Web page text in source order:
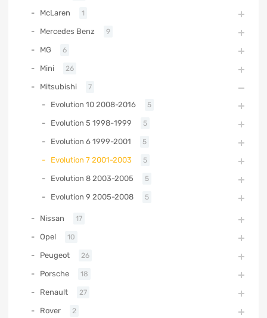
McLaren 1
Mercedes Benz 9
MG 6
Mini 26
Mitsubishi 7
Evolution 10 2008-2016 5
Evolution 5 1998-1999 5
Evolution 6 1999-2001 5
Evolution 7 2001-2003 5
Evolution 8 2003-2005 5
Evolution 9 2005-2008 5
Nissan 17
Opel 10
Peugeot 26
Porsche 18
Renault 27
Rover 2